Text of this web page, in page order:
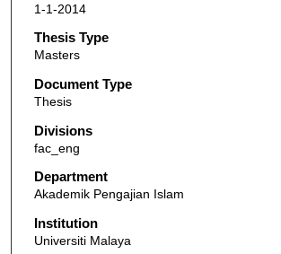
1-1-2014
Thesis Type
Masters
Document Type
Thesis
Divisions
fac_eng
Department
Akademik Pengajian Islam
Institution
Universiti Malaya